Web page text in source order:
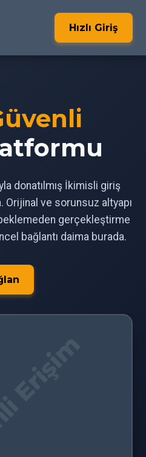
Hızlı Giriş
donatılmış İkimisli giriş
Orijinal ve sorunsuz altyapı
gerçekleştirme
bağlantı daima burada.